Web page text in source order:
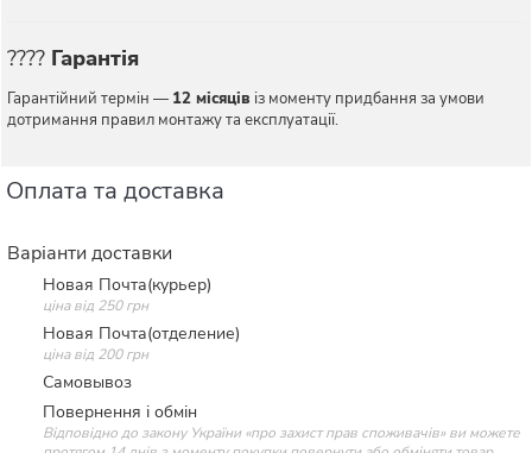
???? Гарантія
Гарантійний термін — 12 місяців із моменту придбання за умови
дотримання правил монтажу та експлуатації.
Оплата та доставка
Варіанти доставки
Новая Почта(курьер)
ціна від 250 грн
Новая Почта(отделение)
ціна від 200 грн
Самовывоз
Повернення і обмін
Відповідно до закону України «про захист прав споживачів» ви можете